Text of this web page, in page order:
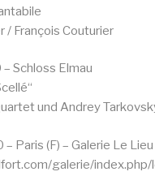
/ François Couturier
Schloss Elmau
und Andrey
Paris (F) – Galerie Le Lieu
galerie/index.php/